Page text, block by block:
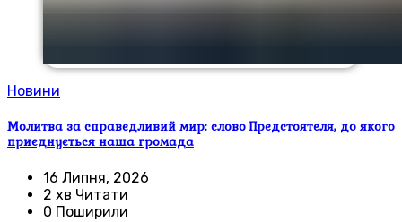
Новини
Молитва за справедливий мир: слово Предстоятеля, до якого
приєднується наша громада
16 Липня, 2026
2 хв Читати
0 Поширили